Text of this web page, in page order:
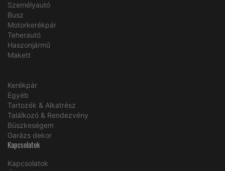
Személyautó
Busz
Motorkerékpár
Teherautó
Haszonjármű
Makett
Kerékpár
Egyéb
Tartozék & Alkatrész
Találkozó & Rendezvény
Büszkeségem
Garázs dekor
Kapcsolatok
Kapcsolatok